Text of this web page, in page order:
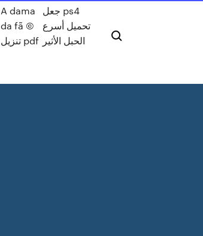
A dama
da fã ©
تنزيل pdf
جعل ps4
تحميل أسرع
الحبل الأثير